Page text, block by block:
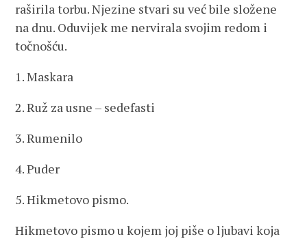
raširila torbu. Njezine stvari su već bile složene
na dnu. Oduvijek me nervirala svojim redom i
točnošću.
1. Maskara
2. Ruž za usne – sedefasti
3. Rumenilo
4. Puder
5. Hikmetovo pismo.
Hikmetovo pismo u kojem joj piše o ljubavi koja